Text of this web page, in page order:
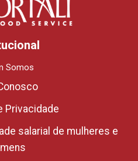
Somos
Privacidade
salarial de mulheres e